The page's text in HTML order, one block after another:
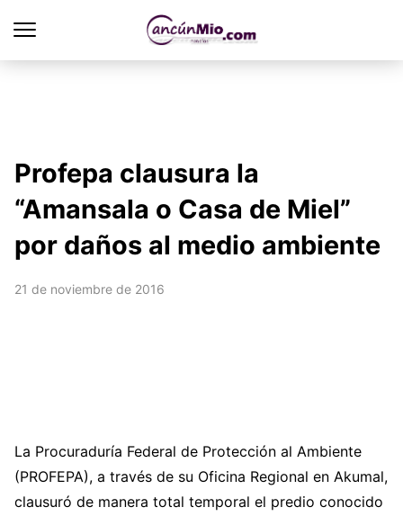
Profepa clausura la
“Amansala o Casa de Miel”
por daños al medio ambiente
21 de noviembre de 2016
La Procuraduría Federal de Protección al Ambiente
(PROFEPA), a través de su Oficina Regional en Akumal,
clausuró de manera total temporal el predio conocido